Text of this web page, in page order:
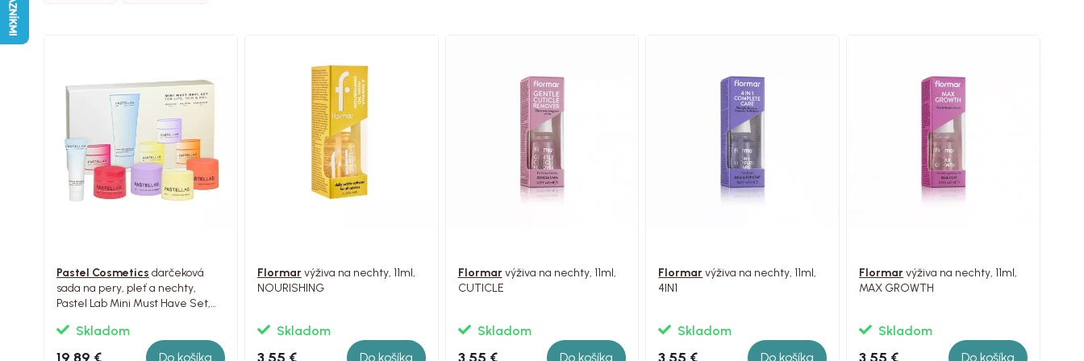
Pastel Cosmetics darčeková
sada na pery, pleť a nechty,
Pastel Lab Mini Must Have Set,
Skladom
Do košíka
Flormarvýživa na nechty, 11ml,
NOURISHING
Skladom
Do košíka
Flormarvýživa na nechty, 11ml,
CUTICLE
Skladom
Do košíka
Flormarvýživa na nechty, 11ml,
4IN1
Skladom
Do košíka
Flormarvýživa na nechty, 11ml,
MAX GROWTH
Skladom
Do košíka